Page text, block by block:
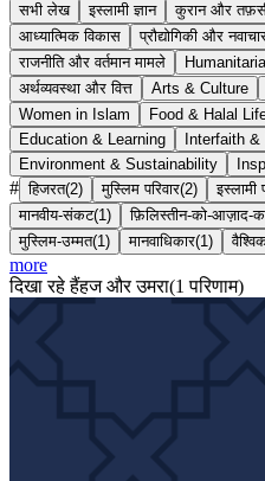
सभी लेख इस्लामी ज्ञान कुरान और
आध्यात्मिक विकास
प्रौद्योगिकी और
राजनीति और वर्तमान मामले
अर्थव्यवस्था और वित्त
Arts & Culture
Women in Islam
Food & Halal
Education & Learning
Interfaith
Environment & Sustainability
# हिजरत(2) मुस्लिम परिवार(2) इस्लामी
मानवीय-संकट(1 ) फ़िलिस्तीन-को-आज़ाद-
मुस्लिम-उम्मत(1 ) मानवाधिकार(1 )
more
दिखा रहे हैंहज और उमरा(1 परिणाम)